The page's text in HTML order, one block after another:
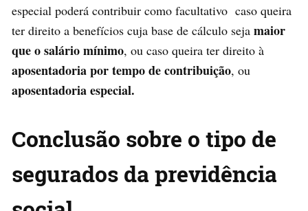
especial poderá contribuir como facultativo caso queira
ter direito a benefícios cuja base de cálculo seja maior
que o salário mínimo, ou caso queira ter direito à
aposentadoria por tempo de contribuição, ou
aposentadoria especial.
Conclusão sobre o tipo de
segurados da previdência